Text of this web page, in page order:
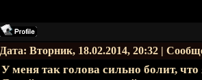
Дата: Вторник, 18.02.2014, 20:32 |
У меня так голова сильно болит,